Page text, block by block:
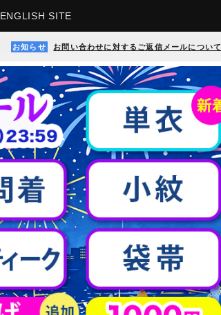
ENGLISH SITE
お知らせ お問い合わせに対するご返信メールについて